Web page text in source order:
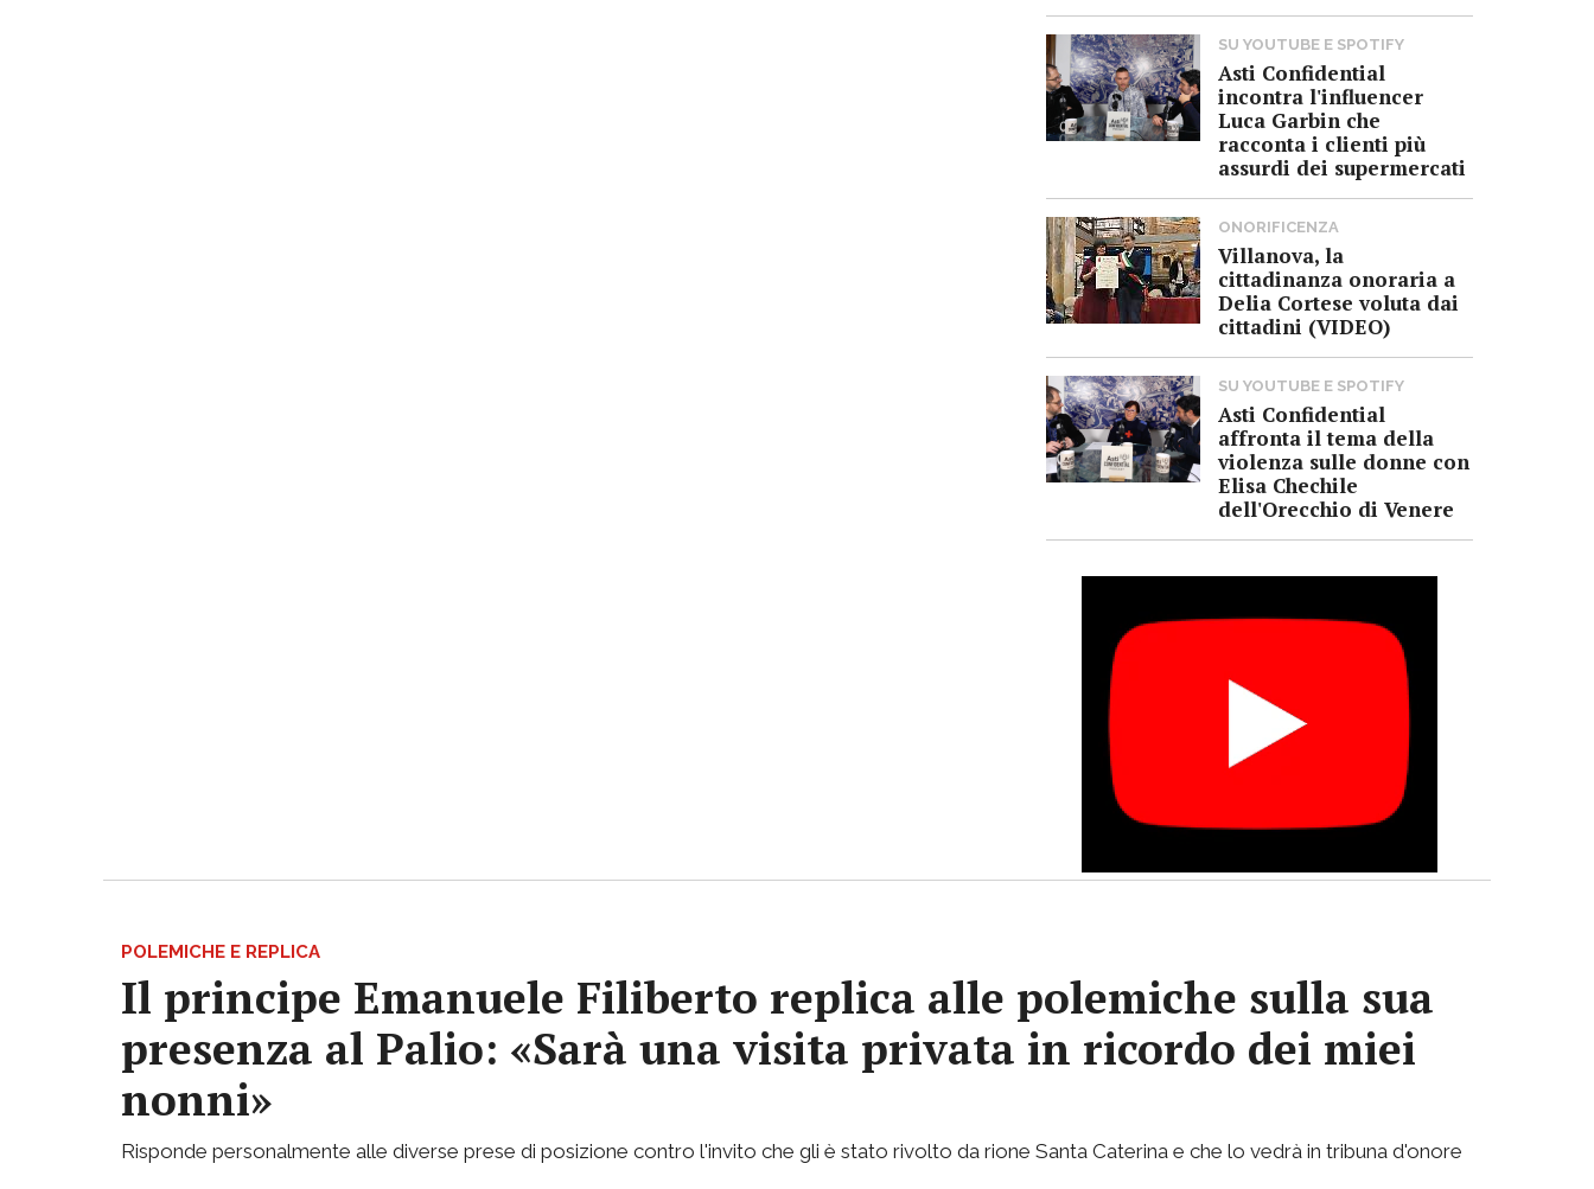
SU YOUTUBE E SPOTIFY
Asti Confidential
incontra l'influencer
Luca Garbin che
racconta i clienti più
assurdi dei supermercati
ONORIFICENZA
Villanova, la
cittadinanza onoraria a
Delia Cortese voluta dai
cittadini (VIDEO)
SU YOUTUBE E SPOTIFY
Asti Confidential
affronta il tema della
violenza sulle donne con
Elisa Chechile
dell'Orecchio di Venere
POLEMICHE E REPLICA
Il principe Emanuele Filiberto replica alle polemiche sulla sua
presenza al Palio: «Sarà una visita privata in ricordo dei miei
nonni»
Risponde personalmente alle diverse prese di posizione contro l'invito che gli è stato rivolto da rione Santa Caterina e che lo vedrà in tribuna d'onore